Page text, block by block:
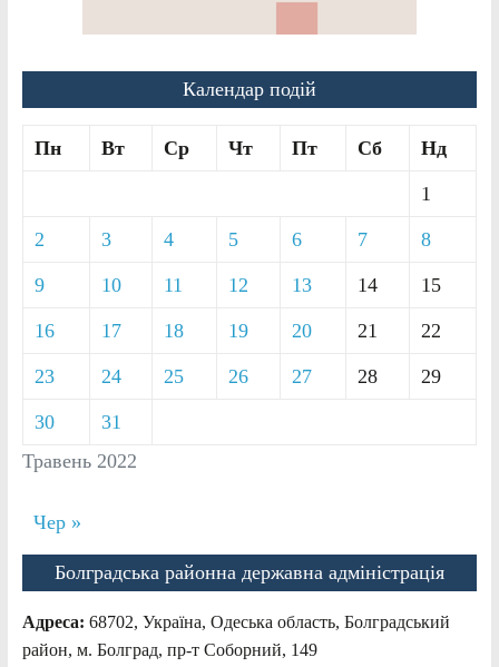
Календар подій
Травень 2022
Пн Вт Ср Чт Пт Сб Нд
1
2 3 4 5 6 7 8
9 10 11 12 13 14 15
16 17 18 19 20 21 22
23 24 25 26 27 28 29
30 31
Чер »
Болградська районна державна адміністрація
Адреса: 68702, Україна, Одеська область, Болградський
район, м. Болград, пр-т Соборний, 149